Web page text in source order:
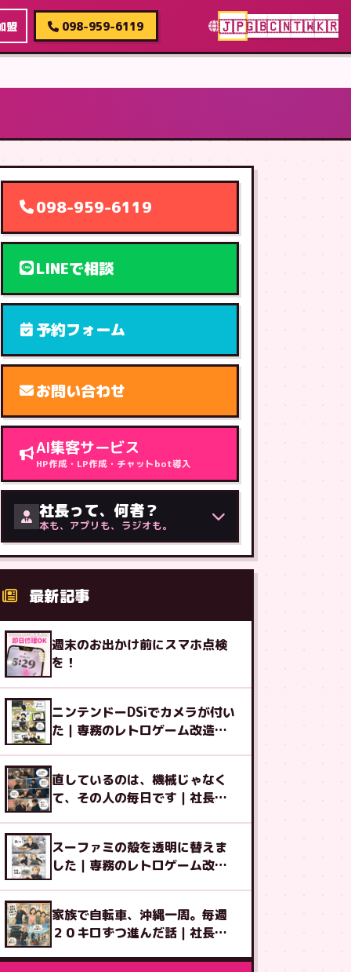
盟 098-959-6119 🇯🇵🇬🇧🇨🇳🇹🇼🇰🇷
098-959-6119
LINEで相談
予約フォーム
お問い合わせ
AI集客サービス
HP作成・LP作成・チャットbot導入
社長って、何者？
本も、アプリも、ラジオも。
最新記事
週末のお出かけ前にスマホ点検
を！
ニンテンドーDSiでカメラが付い
た｜専務のレトロゲーム改造図
直しているのは、機械じゃなく
て、その人の毎日です｜社長ブ
スーファミの殻を透明に替えま
した｜専務のレトロゲーム改造
家族で自転車、沖縄一周。毎週
２０キロずつ進んだ話｜社長ブ